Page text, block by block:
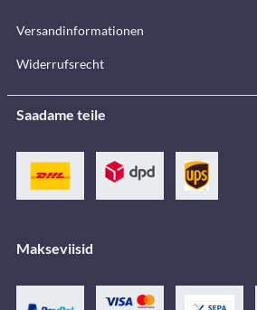
Versandinformationen
Widerrufsrecht
Saadame teile
Makseviisid